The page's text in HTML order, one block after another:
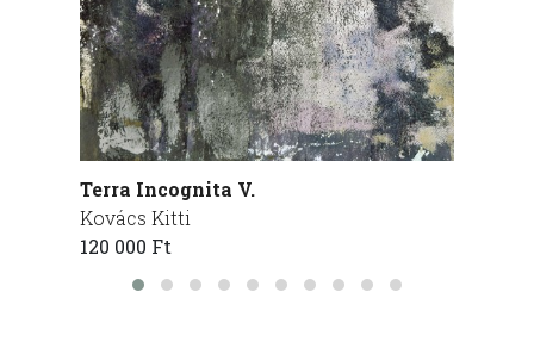
Terra Incognita V.
Kovács Kitti
120 000 Ft